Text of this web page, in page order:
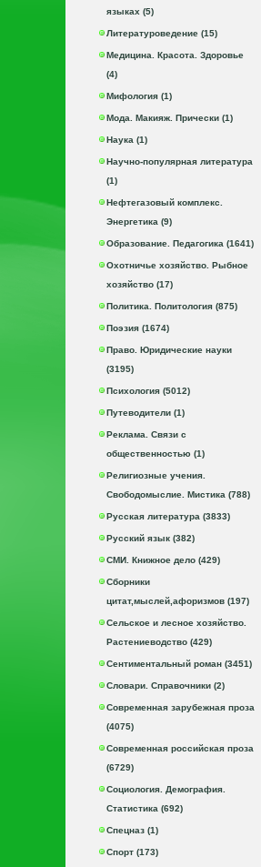
языках (5)
Литературоведение (15)
Медицина. Красота. Здоровье
(4)
Мифология (1)
Мода. Макияж. Прически (1)
Наука (1)
Научно-популярная литература
(1)
Нефтегазовый комплекс.
Энергетика (9)
Образование. Педагогика (1641)
Охотничье хозяйство. Рыбное
хозяйство (17)
Политика. Политология (875)
Поэзия (1674)
Право. Юридические науки
(3195)
Психология (5012)
Путеводители (1)
Реклама. Связи с
общественностью (1)
Религиозные учения.
Свободомыслие. Мистика (788)
Русская литература (3833)
Русский язык (382)
СМИ. Книжное дело (429)
Сборники
цитат,мыслей,афоризмов (197)
Сельское и лесное хозяйство.
Растениеводство (429)
Сентиментальный роман (3451)
Словари. Справочники (2)
Современная зарубежная проза
(4075)
Современная российская проза
(6729)
Социология. Демография.
Статистика (692)
Спецназ (1)
Спорт (173)